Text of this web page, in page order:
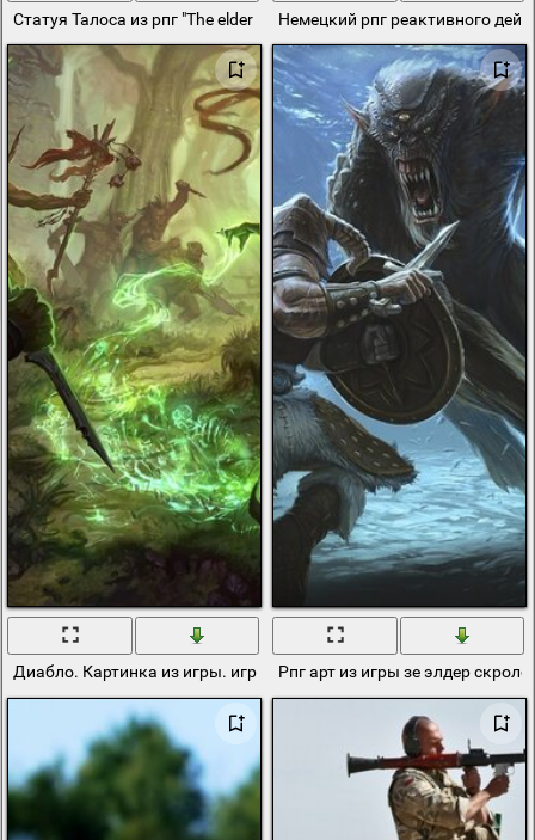
Статуя Талоса из рпг "The elder scrolls v Skyrim"Немецкий рпг реактивного
Диабло. Картинка из игры. игры рпгРпг арт из игры зе элдер